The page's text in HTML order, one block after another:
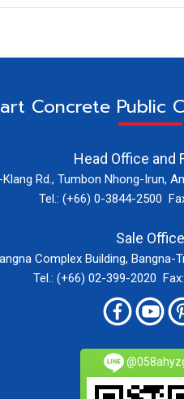
Concrete Public
Head Office and
Rd., Tumbon Nhong-Irun,
Tel.: (+66) 0-3844-2500
Sale Office
Complex Building, Bangna-
Tel.: (+66) 02-399-2020